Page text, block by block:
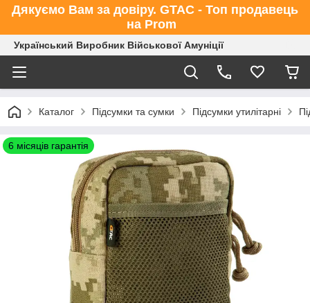
Дякуємо Вам за довіру. GTAC - Топ продавець
на Prom
Український Виробник Військової Амуніції
Каталог Підсумки та сумки Підсумки утилітарні
6 місяців гарантія